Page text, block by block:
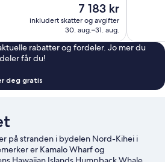
Prisen
er
7 183 kr
7 183 kr
inkludert skatter og avgifter
30. aug.–31. aug.
rabatter og fordeler. Jo mer du
får du!
deg gratis
på stranden i bydelen Nord-Kihei i
er Kamalo Wharf og